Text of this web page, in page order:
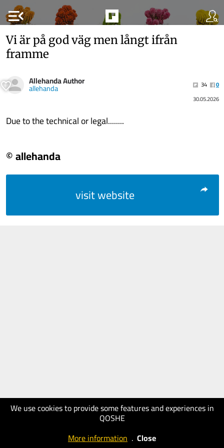
menu_open
We use cookies to provide some features and experiences in
QOSHE
More information . Close
Vi är på god väg men långt ifrån
framme
Allehanda Author
allehanda 34
0
30.05.2026
Due to the technical or legal........
© allehanda
visit website